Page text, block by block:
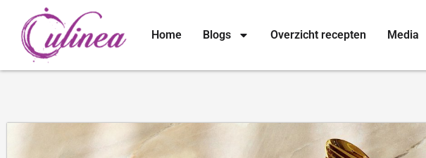
Home Blogs Overzicht recepten Media